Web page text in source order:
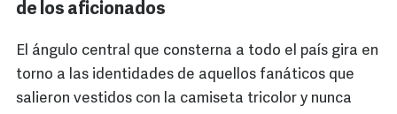
de los aficionados
El ángulo central que consterna a todo el país gira en
torno a las identidades de aquellos fanáticos que
salieron vestidos con la camiseta tricolor y nunca